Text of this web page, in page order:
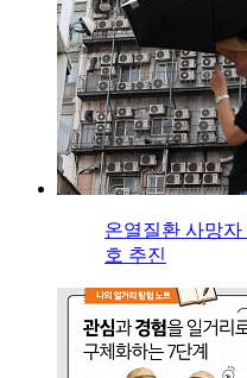
온열질환 사망자
호 추진